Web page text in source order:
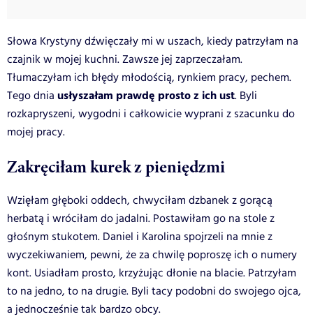
Słowa Krystyny dźwięczały mi w uszach, kiedy patrzyłam na
czajnik w mojej kuchni. Zawsze jej zaprzeczałam.
Tłumaczyłam ich błędy młodością, rynkiem pracy, pechem.
Tego dnia usłyszałam prawdę prosto z ich ust. Byli
rozkapryszeni, wygodni i całkowicie wyprani z szacunku do
mojej pracy.
Zakręciłam kurek z pieniędzmi
Wzięłam głęboki oddech, chwyciłam dzbanek z gorącą
herbatą i wróciłam do jadalni. Postawiłam go na stole z
głośnym stukotem. Daniel i Karolina spojrzeli na mnie z
wyczekiwaniem, pewni, że za chwilę poproszę ich o numery
kont. Usiadłam prosto, krzyżując dłonie na blacie. Patrzyłam
to na jedno, to na drugie. Byli tacy podobni do swojego ojca,
a jednocześnie tak bardzo obcy.